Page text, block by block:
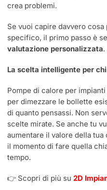
crea problemi.
Se vuoi capire davvero
specifico, il primo passo è
valutazione personalizzata.
La scelta intelligente per
Pompe di calore per
per dimezzare le bollette
di quanto pensassi. Non
scelte mirate. Se anche tu
aumentare il valore della
il momento di fare quella
tempo.
👉 Scopri di più su 2D